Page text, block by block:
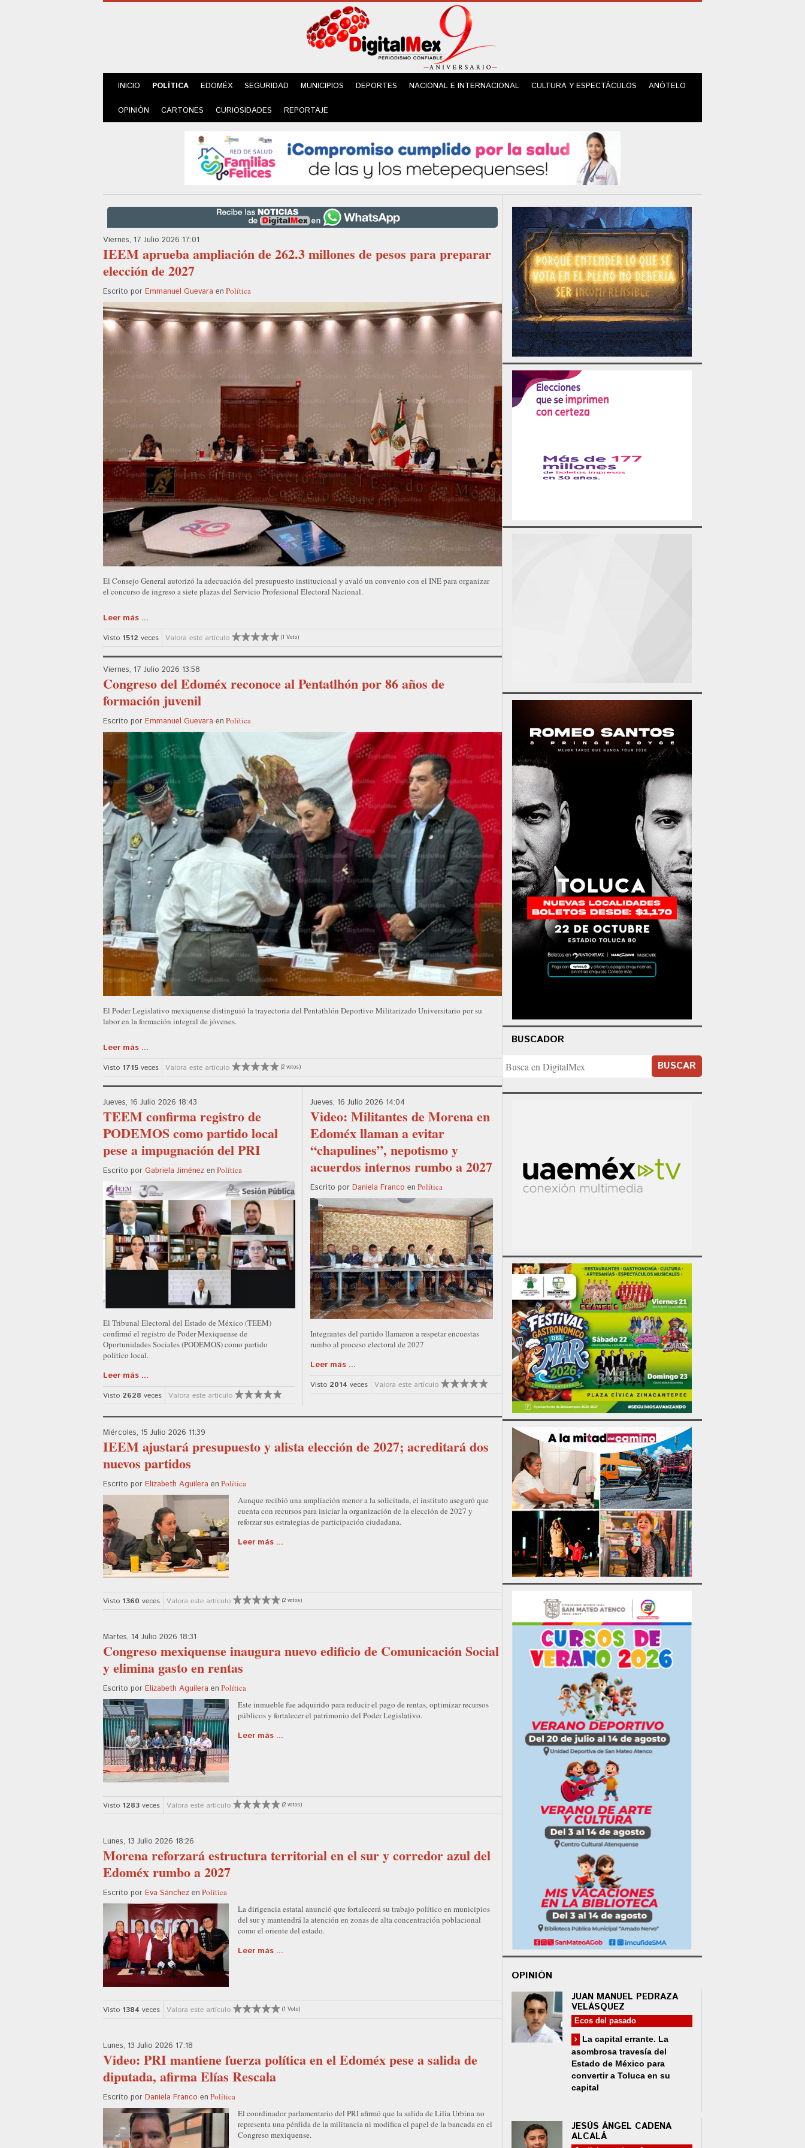
INICIO POLÍTICA EDOMÉX SEGURIDAD MUNICIPIOS DEPORTES NACIONAL E INTERNACIONAL CULTURA Y ESPECTÁCULOS ANÓTELO
OPINIÓN CARTONES CURIOSIDADES REPORTAJE
Viernes, 17 Julio 2026 17:01
IEEM aprueba ampliación de 262.3 millones de pesos para preparar
elección de 2027
Escrito por Emmanuel Guevara en Política
El Consejo General autorizó la adecuación del presupuesto institucional y avaló un convenio con el INE para organizar
el concurso de ingreso a siete plazas del Servicio Profesional Electoral Nacional.
Leer más ...
Visto 1512 veces Valora este artículo (1 Voto)
Viernes, 17 Julio 2026 13:58
Congreso del Edoméx reconoce al Pentatlhón por 86 años de
formación juvenil
Escrito por Emmanuel Guevara en Política
El Poder Legislativo mexiquense distinguió la trayectoria del Pentathlón Deportivo Militarizado Universitario por su
labor en la formación integral de jóvenes.
Leer más ...
Visto 1715 veces Valora este artículo (2 votos)
Jueves, 16 Julio 2026 18:43
TEEM confirma registro de
PODEMOS como partido local
pese a impugnación del PRI
Escrito por Gabriela Jiménez en Política
El Tribunal Electoral del Estado de México (TEEM)
confirmó el registro de Poder Mexiquense de
Oportunidades Sociales (PODEMOS) como partido
político local.
Leer más ...
Visto 2628 veces Valora este artículo
Jueves, 16 Julio 2026 14:04
Video: Militantes de Morena en
Edoméx llaman a evitar
“chapulines”, nepotismo y
acuerdos internos rumbo a 2027
Escrito porDaniela Franco en Política
Integrantes del partido llamaron a respetar encuestas
rumbo al proceso electoral de 2027
Leer más ...
Visto 2014 veces Valora este artículo
Miércoles, 15 Julio 2026 11:39
IEEM ajustará presupuesto y alista elección de 2027; acreditará dos
nuevos partidos
Escrito por Elizabeth Aguilera en Política
Aunque recibió una ampliación menor a la solicitada, el instituto aseguró que
cuenta con recursos para iniciar la organización de la elección de 2027 y
reforzar sus estrategias de participación ciudadana.
Leer más ...
Visto 1360 veces Valora este artículo (2 votos)
Martes, 14 Julio 2026 18:31
Congreso mexiquense inaugura nuevo edificio de Comunicación Social
y elimina gasto en rentas
Escrito por Elizabeth Aguilera en Política
Este inmueble fue adquirido para reducir el pago de rentas, optimizar recursos
públicos y fortalecer el patrimonio del Poder Legislativo.
Leer más ...
Visto 1283 veces Valora este artículo (2 votos)
Lunes, 13 Julio 2026 18:26
Morena reforzará estructura territorial en el sur y corredor azul del
Edoméx rumbo a 2027
Escrito por Eva Sánchez en Política
La dirigencia estatal anunció que fortalecerá su trabajo político en municipios
del sur y mantendrá la atención en zonas de alta concentración poblacional
como el oriente del estado.
Leer más ...
Visto 1384 veces Valora este artículo (1 Voto)
Lunes, 13 Julio 2026 17:18
Video: PRI mantiene fuerza política en el Edoméx pese a salida de
diputada, afirma Elías Rescala
Escrito por Daniela Franco en Política
El coordinador parlamentario del PRI afirmó que la salida de Lilia Urbina no
representa una pérdida de la militancia ni modifica el papel de la bancada en el
Congreso mexiquense.
BUSCADOR
BUSCAR
OPINIÓN
JUAN MANUEL PEDRAZA
VELÁSQUEZ
Ecos del pasado
La capital errante. La
asombrosa travesía del
Estado de México para
convertir a Toluca en su
capital
JESÚS ÁNGEL CADENA
ALCALÁ